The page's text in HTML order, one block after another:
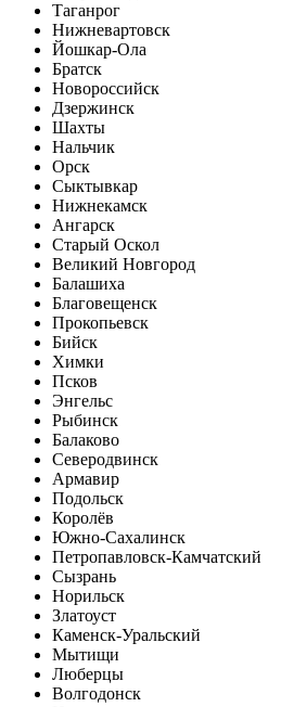
Таганрог
Нижневартовск
Йошкар-Ола
Братск
Новороссийск
Дзержинск
Шахты
Нальчик
Орск
Сыктывкар
Нижнекамск
Ангарск
Старый Оскол
Великий Новгород
Балашиха
Благовещенск
Прокопьевск
Бийск
Химки
Псков
Энгельс
Рыбинск
Балаково
Северодвинск
Армавир
Подольск
Королёв
Южно-Сахалинск
Петропавловск-Камчатский
Сызрань
Норильск
Златоуст
Каменск-Уральский
Мытищи
Люберцы
Волгодонск